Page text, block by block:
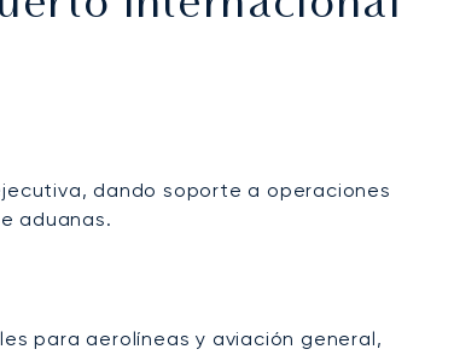
dando soporte a operaciones
aduanas.
para aerolíneas y aviación general,